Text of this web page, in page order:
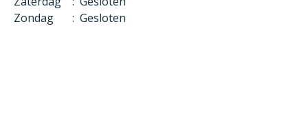
Zondag
: Gesloten